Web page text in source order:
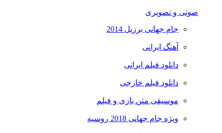
صوتی و تصویری
جام جهانی برزیل 2014
آهنگ ایرانی
دانلود فیلم ایرانی
دانلود فیلم خارجی
موسیقی متن بازی و فیلم
ویژه جام جهانی 2018 روسیه